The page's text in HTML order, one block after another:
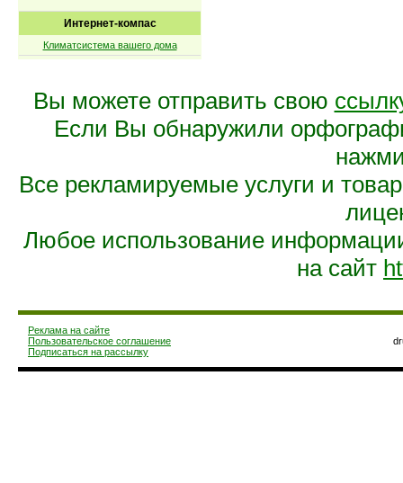
Интернет-компас
Климатсистема вашего дома
Вы можете отправить свою
Если Вы обнаружили
Все рекламируемые услуги и
Любое использование
на сайт
Реклама на сайте
Пользовательское соглашение
Подписаться на рассылку